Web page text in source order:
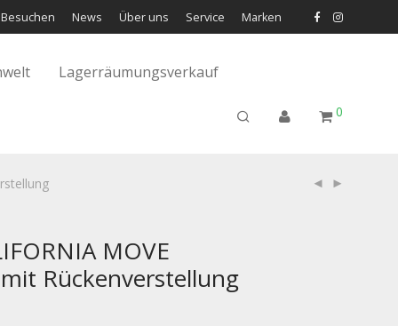
Besuchen News Über uns Service Marken
Lagerräumungsverkauf
0
MOVE
Rückenverstellung